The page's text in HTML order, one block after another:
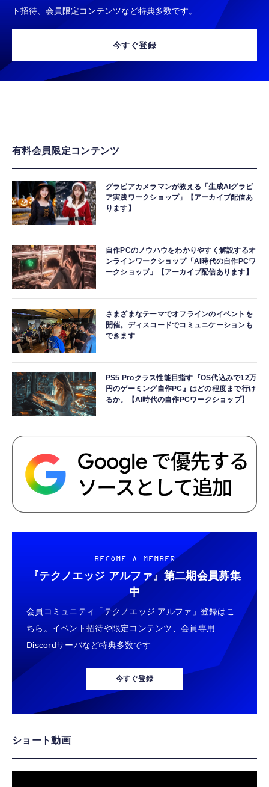
ト招待、会員限定コンテンツなど特典多数です。
今すぐ登録
有料会員限定コンテンツ
グラビアカメラマンが教える「生成AIグラビ
ア実践ワークショップ」【アーカイブ配信あ
ります】
自作PCのノウハウをわかりやすく解説するオ
ンラインワークショップ「AI時代の自作PCワ
ークショップ」【アーカイブ配信あります】
さまざまなテーマでオフラインのイベントを
開催。ディスコードでコミュニケーションも
できます
PS5 Proクラス性能目指す『OS代込みで12万
円のゲーミング自作PC』はどの程度まで行け
るか。【AI時代の自作PCワークショップ】
BECOME A MEMBER
『テクノエッジ アルファ』 第二期会員募集
中
会員コミュニティ「テクノエッジ アルファ」登録はこ
ちら。イベント招待や限定コンテンツ、会員専用
Discordサーバなど特典多数です
今すぐ登録
ショート動画